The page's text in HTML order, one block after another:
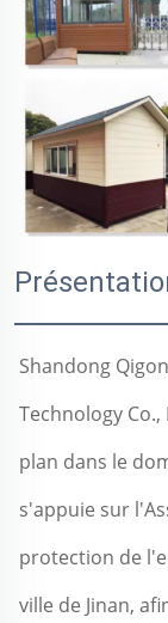
Shandong
Technology
plan dans le
s'appuie sur
protection de
ville de Jinan,